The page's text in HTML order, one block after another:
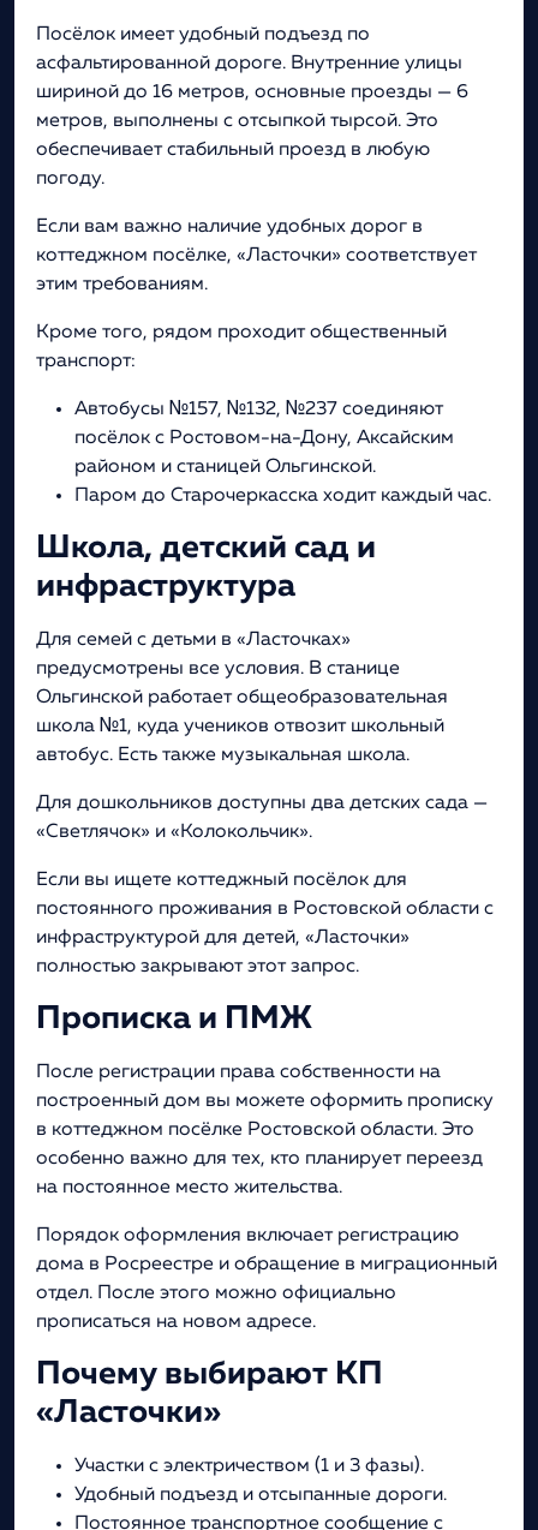
Посёлок имеет удобный подъезд по
асфальтированной дороге. Внутренние улицы
шириной до 16 метров, основные проезды — 6
метров, выполнены с отсыпкой тырсой. Это
обеспечивает стабильный проезд в любую
погоду.
Если вам важно наличие удобных дорог в
коттеджном посёлке, «Ласточки» соответствует
этим требованиям.
Кроме того, рядом проходит общественный
транспорт:
Автобусы №157, №132, №237 соединяют
посёлок с Ростовом-на-Дону, Аксайским
районом и станицей Ольгинской.
Паром до Старочеркасска ходит каждый час.
Школа, детский сад и
инфраструктура
Для семей с детьми в «Ласточках»
предусмотрены все условия. В станице
Ольгинской работает общеобразовательная
школа №1, куда учеников отвозит школьный
автобус. Есть также музыкальная школа.
Для дошкольников доступны два детских сада —
«Светлячок» и «Колокольчик».
Если вы ищете коттеджный посёлок для
постоянного проживания в Ростовской области с
инфраструктурой для детей, «Ласточки»
полностью закрывают этот запрос.
Прописка и ПМЖ
После регистрации права собственности на
построенный дом вы можете оформить прописку
в коттеджном посёлке Ростовской области. Это
особенно важно для тех, кто планирует переезд
на постоянное место жительства.
Порядок оформления включает регистрацию
дома в Росреестре и обращение в миграционный
отдел. После этого можно официально
прописаться на новом адресе.
Почему выбирают КП
«Ласточки»
Участки с электричеством (1 и 3 фазы).
Удобный подъезд и отсыпанные дороги.
Постоянное транспортное сообщение с